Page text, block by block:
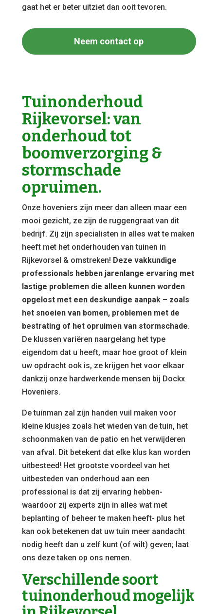
gaat het er beter uitziet dan ooit tevoren.
Neem contact op
Tuinonderhoud
Rijkevorsel: van
onderhoud tot
boomverzorging &
stormschade
opruimen.
Onze hoveniers zijn meer dan alleen maar een
mooi gezicht, ze zijn de ruggengraat van dit
bedrijf. Zij zijn specialisten in alles wat te maken
heeft met het onderhouden van tuinen in
Rijkevorsel & omstreken! Deze vakkundige
professionals hebben jarenlange ervaring met
lastige problemen die alleen kunnen worden
opgelost met een deskundige aanpak – zoals
het snoeien van bomen, problemen met de
bestrating of het opruimen van stormschade.
De klussen variëren naargelang het type
eigendom dat u heeft, maar hoe groot of klein
uw opdracht ook is, ze krijgen het voor elkaar
dankzij onze hardwerkende mensen bij Dockx
Hoveniers.
De tuinman zal zijn handen vuil maken voor
kleine klusjes zoals het wieden van de tuin, het
schoonmaken van de patio en het verwijderen
van afval. Dit betekent dat elke klus kan worden
uitbesteed! Het grootste voordeel van het
uitbesteden van onderhoud aan een
professional is dat zij ervaring hebben-
waardoor zij experts zijn in alles wat met
beplanting of beheer te maken heeft- plus het
kan ook betekenen dat uw tuin meer aandacht
nodig heeft dan u zelf kunt (of wilt) geven; laat
ons deze taken op ons nemen.
Verschillende soort
tuinonderhoud mogelijk